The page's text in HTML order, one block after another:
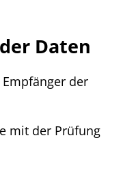
Daten
der
mit der Prüfung